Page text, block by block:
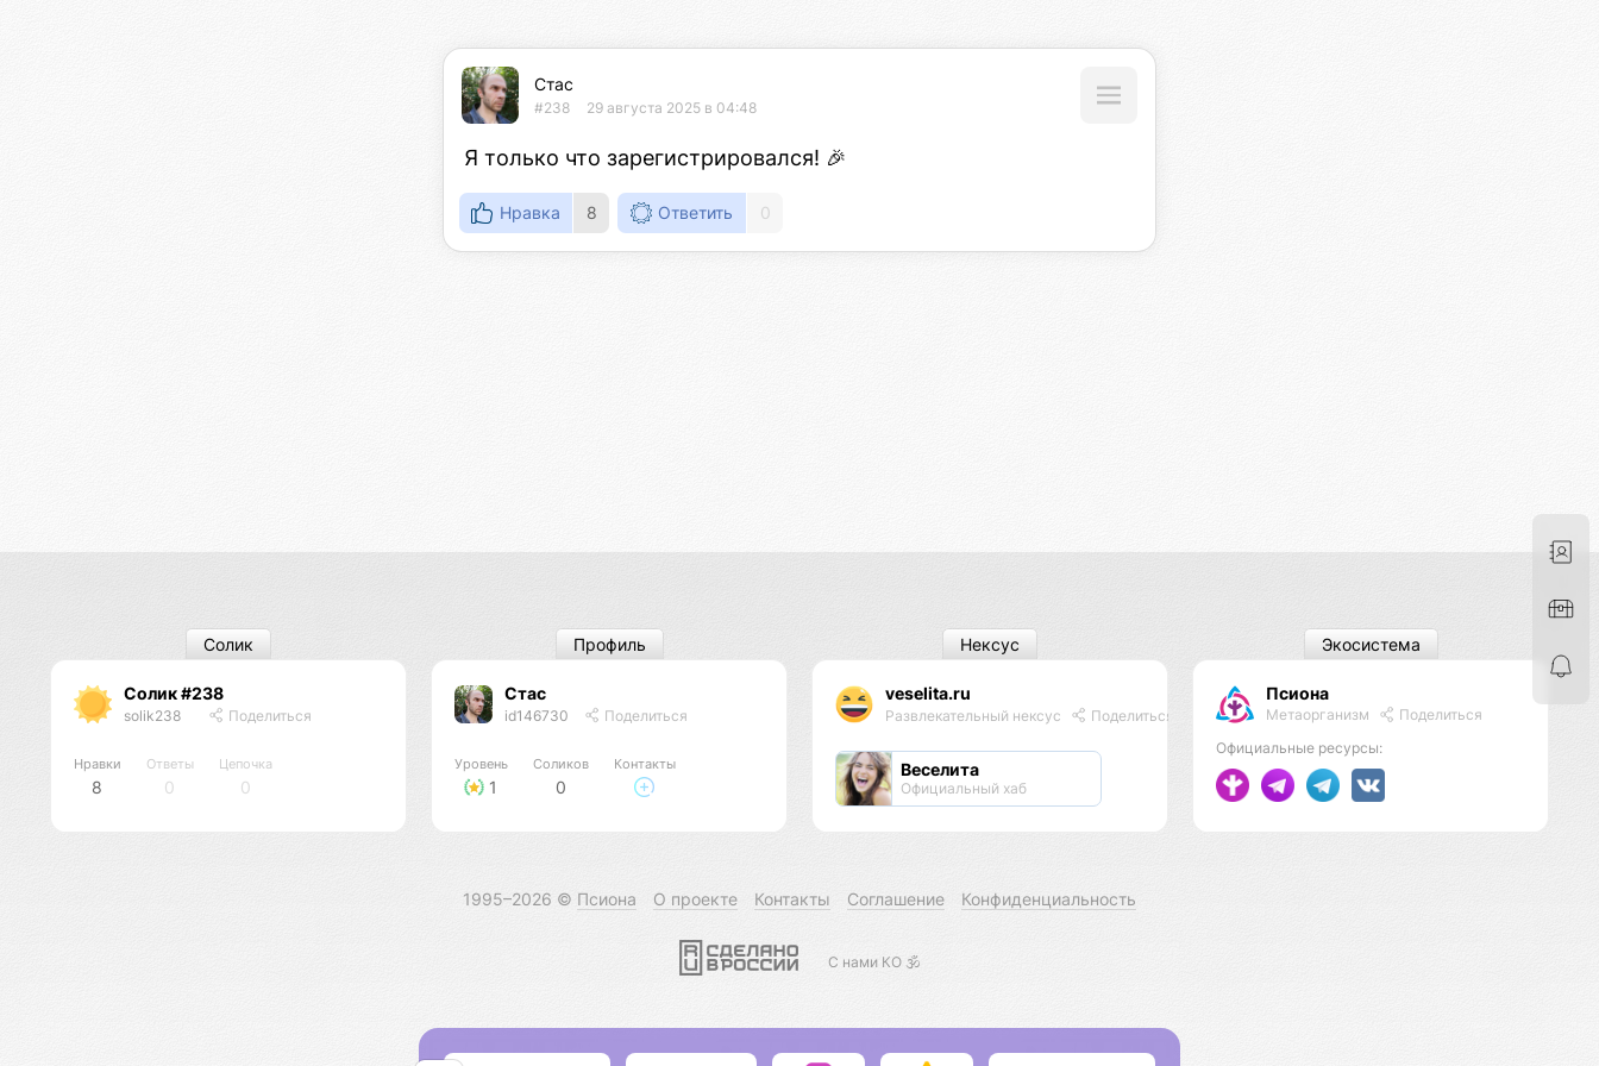
Стас
#238 29 августа 2025 в 04:48
Я только что зарегистрировался! 🎉
Нравка 8 Ответить 0
Солик #238
solik238 Поделиться
Нравки
8
Ответы
0
Цепочка
0
Солик
Стас
id146730 Поделиться
Уровень
1
Соликов
0
Контакты
Профиль
veselita.ru
Развлекательный нексус Поделиться
Веселита
Официальный хаб
Нексус
Псиона
Метаорганизм
Поделиться
Официальные ресурсы:
Экосистема
1995–2026 © Псиона О проекте Контакты Соглашение Конфиденциальность
С нами КО 🕉️